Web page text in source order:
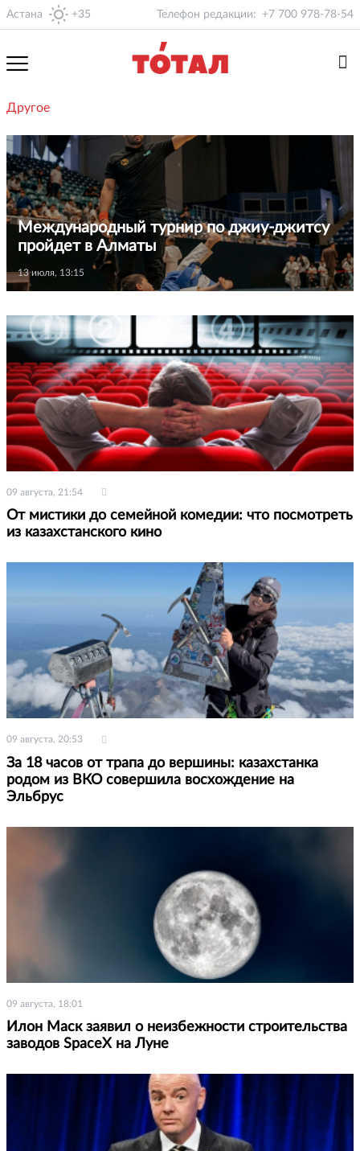
Астана +35 Телефон редакции: +7 700 978-78-54
Другое
Международный турнир по джиу-джитсу
пройдет в Алматы
13 июля, 13:15
09 августа, 21:54
От мистики до семейной комедии: что посмотреть
из казахстанского кино
09 августа, 20:53
За 18 часов от трапа до вершины: казахстанка
родом из ВКО совершила восхождение на
Эльбрус
09 августа, 18:01
Илон Маск заявил о неизбежности строительства
заводов SpaceX на Луне